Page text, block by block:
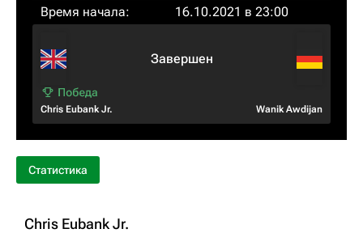
Время начала:
16.10.2021 в 23:00
Chris Eubank Jr.
Завершен
Wanik Awdijan
Статистика
Chris Eubank Jr.